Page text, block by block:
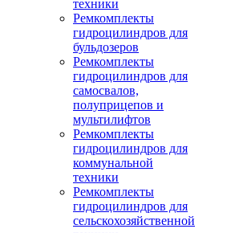
техники
Ремкомплекты
гидроцилиндров для
бульдозеров
Ремкомплекты
гидроцилиндров для
самосвалов,
полуприцепов и
мультилифтов
Ремкомплекты
гидроцилиндров для
коммунальной
техники
Ремкомплекты
гидроцилиндров для
сельскохозяйственной